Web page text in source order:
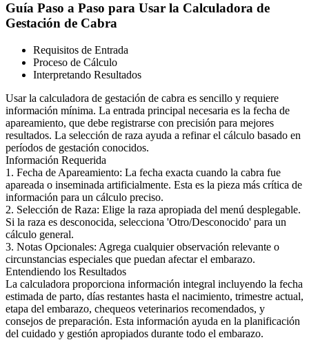
Guía Paso a Paso para Usar la Calculadora de
Gestación de Cabra
Requisitos de Entrada
Proceso de Cálculo
Interpretando Resultados
Usar la calculadora de gestación de cabra es sencillo y requiere
información mínima. La entrada principal necesaria es la fecha de
apareamiento, que debe registrarse con precisión para mejores
resultados. La selección de raza ayuda a refinar el cálculo basado en
períodos de gestación conocidos.
Información Requerida
1. Fecha de Apareamiento: La fecha exacta cuando la cabra fue
apareada o inseminada artificialmente. Esta es la pieza más crítica de
información para un cálculo preciso.
2. Selección de Raza: Elige la raza apropiada del menú desplegable.
Si la raza es desconocida, selecciona 'Otro/Desconocido' para un
cálculo general.
3. Notas Opcionales: Agrega cualquier observación relevante o
circunstancias especiales que puedan afectar el embarazo.
Entendiendo los Resultados
La calculadora proporciona información integral incluyendo la fecha
estimada de parto, días restantes hasta el nacimiento, trimestre actual,
etapa del embarazo, chequeos veterinarios recomendados, y
consejos de preparación. Esta información ayuda en la planificación
del cuidado y gestión apropiados durante todo el embarazo.